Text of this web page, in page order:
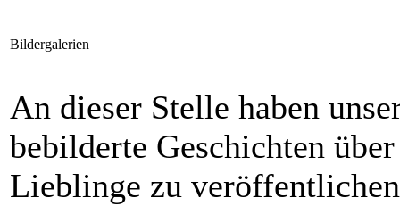
Bildergalerien
An dieser Stelle haben
bebilderte Geschichten
Lieblinge zu